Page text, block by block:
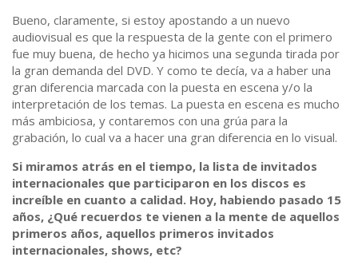
Bueno, claramente, si estoy apostando a un nuevo
audiovisual es que la respuesta de la gente con el primero
fue muy buena, de hecho ya hicimos una segunda tirada por
la gran demanda del DVD. Y como te decía, va a haber una
gran diferencia marcada con la puesta en escena y/o la
interpretación de los temas. La puesta en escena es mucho
más ambiciosa, y contaremos con una grúa para la
grabación, lo cual va a hacer una gran diferencia en lo visual.
Si miramos atrás en el tiempo, la lista de invitados
internacionales que participaron en los discos es
increíble en cuanto a calidad. Hoy, habiendo pasado 15
años, ¿Qué recuerdos te vienen a la mente de aquellos
primeros años, aquellos primeros invitados
internacionales, shows, etc?